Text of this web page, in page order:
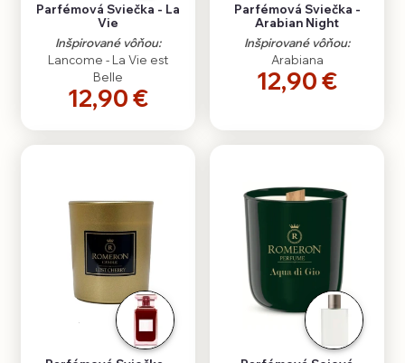
Parfémová Sviečka - La
Vie
Inšpirované vôňou:
Lancome - La Vie est
Belle
12,90 €
Parfémová Sviečka -
Arabian Night
Inšpirované vôňou:
Arabiana
12,90 €